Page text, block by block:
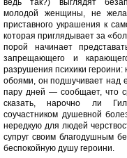
ведь так?) выглядят
молодой женщины, не
приставного украшения к
которая приглядывает за
порой начинает
запрещающего и
разрушения психики героини:
обоями, он подшучивает над
пару дней — сообщает, что
сказать, нарочно ли
соучастником душевной
нередкую для людей
супруг своим благодушным
беспокойную душу героини.